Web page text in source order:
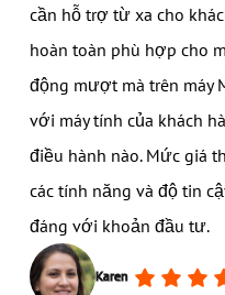
cần hỗ trợ từ xa cho
hoàn toàn phù hợp cho
động mượt mà trên máy
với máy tính của khách
điều hành nào. Mức giá
các tính năng và độ tin
đáng với khoản đầu tư.
Karen